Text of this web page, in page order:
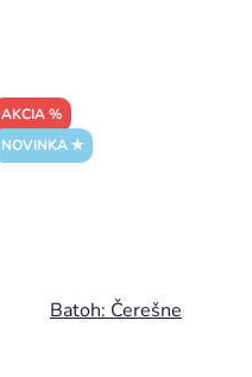
AKCIA %
NOVINKA ✮
Batoh: Čerešne